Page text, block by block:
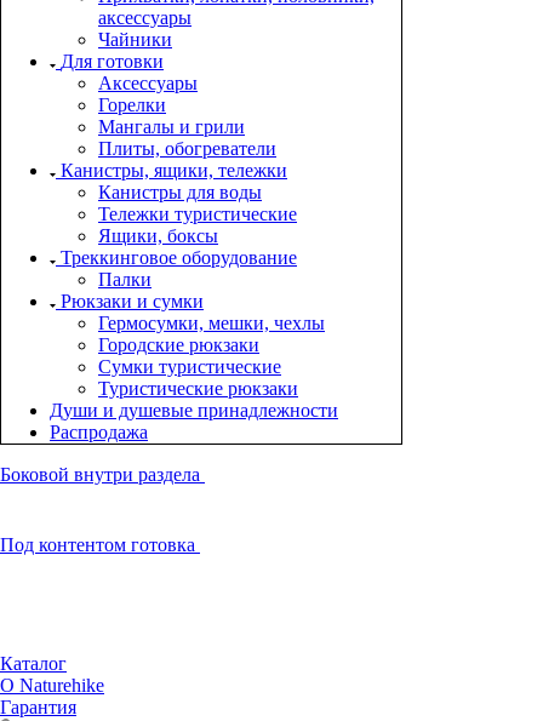
аксессуары
Чайники
Для готовки
Аксессуары
Горелки
Мангалы и грили
Плиты, обогреватели
Канистры, ящики, тележки
Канистры для воды
Тележки туристические
Ящики, боксы
Треккинговое оборудование
Палки
Рюкзаки и сумки
Гермосумки, мешки, чехлы
Городские рюкзаки
Сумки туристические
Туристические рюкзаки
Души и душевые принадлежности
Распродажа
Боковой внутри раздела
Под контентом готовка
Каталог
О Naturehike
Гарантия